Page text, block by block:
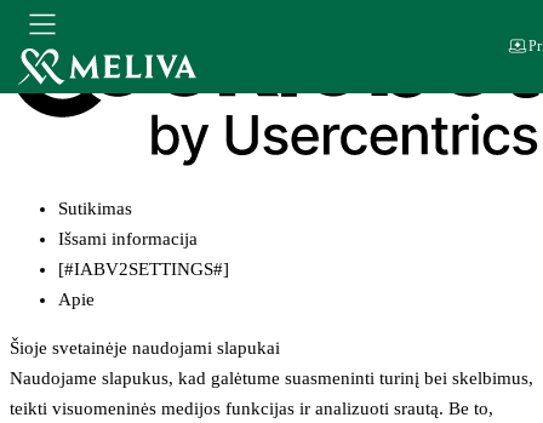
Sutikimas
Išsami informacija
[#IABV2SETTINGS#]
Apie
Šioje svetainėje naudojami slapukai
Naudojame slapukus, kad galėtume suasmeninti turinį bei skelbimus,
teikti visuomeninės medijos funkcijas ir analizuoti srautą. Be to,